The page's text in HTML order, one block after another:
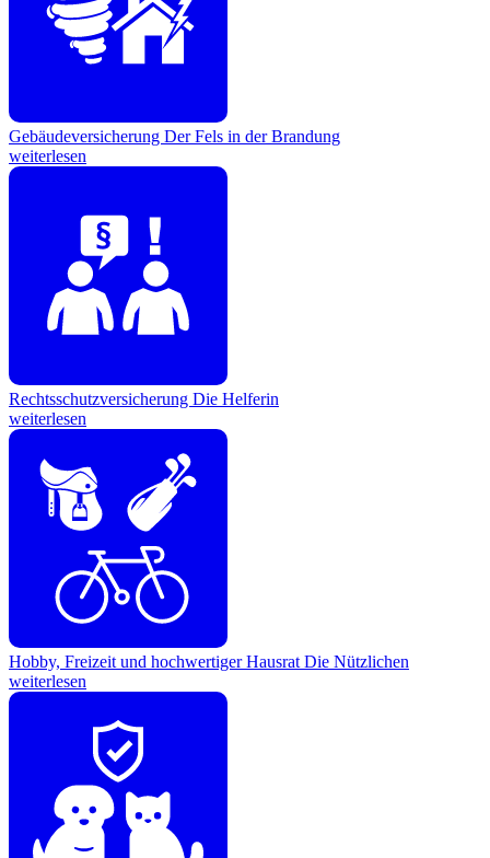
Gebäudeversicherung Der Fels in der Brandung
weiterlesen
Rechtsschutzversicherung Die Helferin
weiterlesen
Hobby, Freizeit und hochwertiger Hausrat Die Nützlichen
weiterlesen